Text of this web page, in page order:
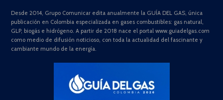
Desde 2014, Grupo Comunicar edita anualmente la GUÍA DEL GAS, única
publicación en Colombia especializada en gases combustibles: gas natural,
GLP, biogás e hidrógeno. A partir de 2018 nace el portal www.guiadelgas.com
como medio de difusión noticioso, con toda la actualidad del fascinante y
cambiante mundo de la energía.